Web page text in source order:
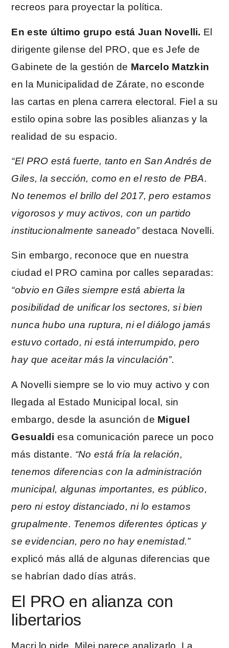
recreos para proyectar la política.
En este último grupo está Juan Novelli. El
dirigente gilense del PRO, que es Jefe de
Gabinete de la gestión de Marcelo Matzkin
en la Municipalidad de Zárate, no esconde
las cartas en plena carrera electoral. Fiel a su
estilo opina sobre las posibles alianzas y la
realidad de su espacio.
“El PRO está fuerte, tanto en San Andrés de
Giles, la sección, como en el resto de PBA.
No tenemos el brillo del 2017, pero estamos
vigorosos y muy activos, con un partido
institucionalmente saneado”destaca Novelli.
Sin embargo, reconoce que en nuestra
ciudad el PRO camina por calles separadas:
“obvio en Giles siempre está abierta la
posibilidad de unificar los sectores, si bien
nunca hubo una ruptura, ni el diálogo jamás
estuvo cortado, ni está interrumpido, pero
hay que aceitar más la vinculación”.
A Novelli siempre se lo vio muy activo y con
llegada al Estado Municipal local, sin
embargo, desde la asunción de Miguel
Gesualdiesa comunicación parece un poco
más distante. “No está fría la relación,
tenemos diferencias con la administración
municipal, algunas importantes, es público,
pero ni estoy distanciado, ni lo estamos
grupalmente. Tenemos diferentes ópticas y
se evidencian, pero no hay enemistad.”
explicó más allá de algunas diferencias que
se habrían dado días atrás.
El PRO en alianza con
libertarios
Macri lo pide. Milei parece analizarlo. La